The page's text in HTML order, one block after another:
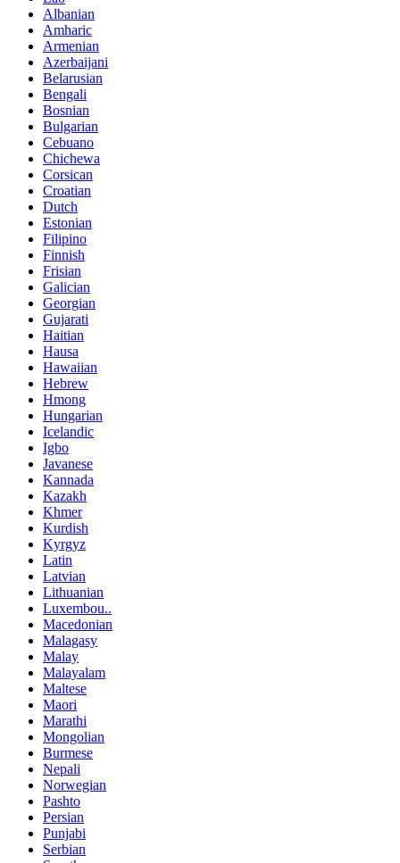
Albanian
Amharic
Armenian
Azerbaijani
Belarusian
Bengali
Bosnian
Bulgarian
Cebuano
Chichewa
Corsican
Croatian
Dutch
Estonian
Filipino
Finnish
Frisian
Galician
Georgian
Gujarati
Haitian
Hausa
Hawaiian
Hebrew
Hmong
Hungarian
Icelandic
Igbo
Javanese
Kannada
Kazakh
Khmer
Kurdish
Kyrgyz
Latin
Latvian
Lithuanian
Luxembou..
Macedonian
Malagasy
Malay
Malayalam
Maltese
Maori
Marathi
Mongolian
Burmese
Nepali
Norwegian
Pashto
Persian
Punjabi
Serbian